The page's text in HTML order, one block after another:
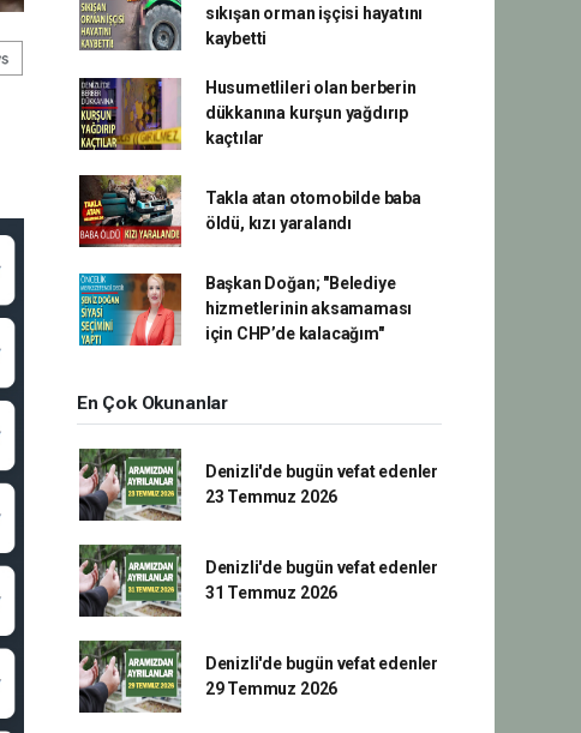
sıkışan orman işçisi hayatını
kaybetti
Husumetlileri olan berberin
dükkanına kurşun yağdırıp
kaçtılar
Takla atan otomobilde baba
öldü, kızı yaralandı
Başkan Doğan; "Belediye
hizmetlerinin aksamaması
için CHP’de kalacağım"
En Çok Okunanlar
Denizli'de bugün vefat edenler
23 Temmuz 2026
Denizli'de bugün vefat edenler
31 Temmuz 2026
Denizli'de bugün vefat edenler
29 Temmuz 2026